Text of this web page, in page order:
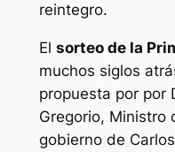
reintegro.
El sorteo de la
muchos siglos
propuesta por por
Gregorio, Ministro
gobierno de